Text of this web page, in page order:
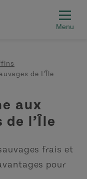
de L’Île
aux
l’Île
frais et
pour